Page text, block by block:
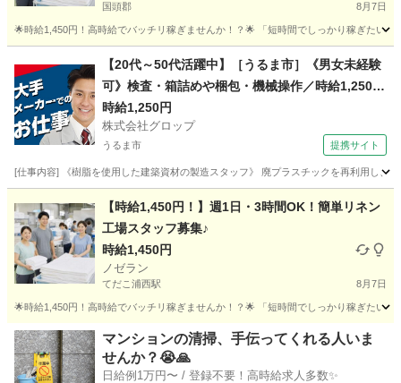
国頭郡 8月7日
🌟時給1,450円！高時給でバッチリ稼ぎませんか！？🌟 「短時間でしっかり稼ぎたい
工場 スタッフ
【20代～50代活躍中】［うるま市］《男女未経験
可》検査・箱詰めや梱包・機械操作／時給1,250円
／土日祝休み／残業少なめ／希望者は正社員登用
有
時給1,250円
株式会社グロップ
うるま市 提携サイト
[仕事内容] 《樹脂を使用した建築資材の製造スタッフ》 廃プラスチックを再利用し、
仕分け
【時給1,450円！】週1日・3時間OK！簡単リネン
工場スタッフ募集♪
時給1,450円
ノゼラン
てだこ浦西駅 8月7日
🌟時給1,450円！高時給でバッチリ稼ぎませんか！？🌟 「短時間でしっかり稼ぎたい
沖縄 名護市 てだこ浦西駅 工場 スタッフ
マンションの清掃、手伝ってくれる人いま
せんか？😭🙏
日給例1万円〜 / 登録不要！高時給求人多数✨